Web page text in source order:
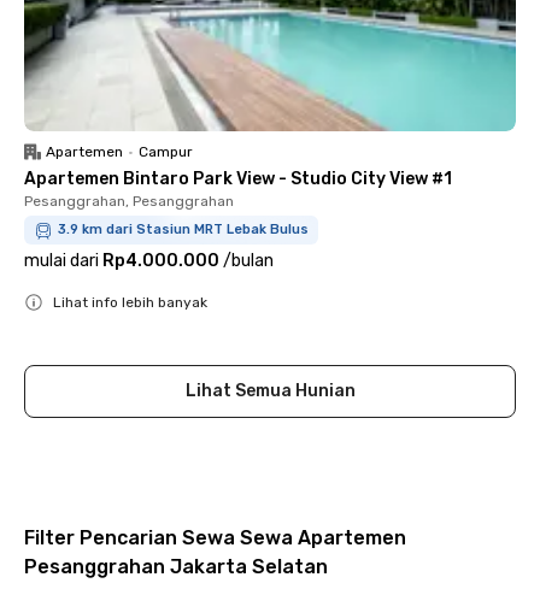
Apartemen • Campur
Apartemen Bintaro Park View - Studio City View #1
Pesanggrahan, Pesanggrahan
3.9 km dari Stasiun MRT Lebak Bulus
mulai dari Rp4.000.000 /bulan
Lihat info lebih banyak
Lihat Semua Hunian
Filter Pencarian Sewa Sewa Apartemen
Pesanggrahan Jakarta Selatan